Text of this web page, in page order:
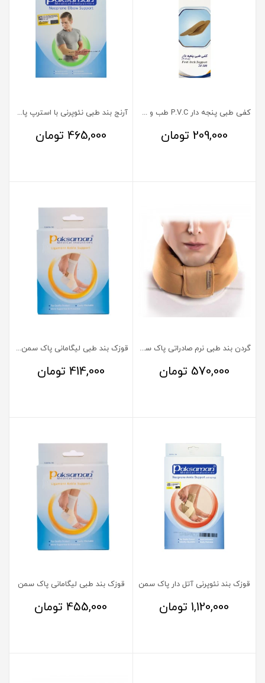
کفی طبی پنجه دار P.V.C طب و صنعت سایز 36-37
209,000 تومان
آرنج بند طبی نئوپرنی با استرپ پاک سمن
465,000 تومان
گردن بند طبی نرم صادراتی پاک سمن سایز XL
570,000 تومان
قوزک بند طبی لیگامانی پاک سمن سایز متوسط
414,000 تومان
قوزک بند نئوپرنی آتل دار پاک سمن
1,120,000 تومان
قوزک بند طبی لیگامانی پاک سمن
455,000تومان